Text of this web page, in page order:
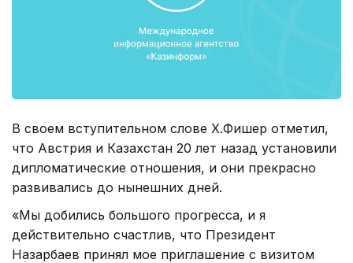
В своем вступительном слове Х.Фишер отметил,
что Австрия и Казахстан 20 лет назад установили
дипломатические отношения, и они прекрасно
развивались до нынешних дней.
«Мы добились большого прогресса, и я
действительно счастлив, что Президент
Назарбаев принял мое приглашение с визитом